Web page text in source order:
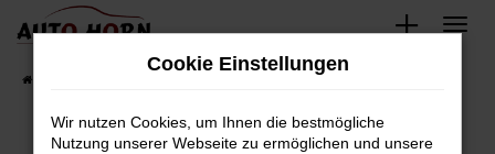
Zum
springen
Fahrzeugbestand
Cookie Einstellungen
Wir nutzen Cookies, um Ihnen die bestmögliche
Nutzung unserer Webseite zu ermöglichen und unsere